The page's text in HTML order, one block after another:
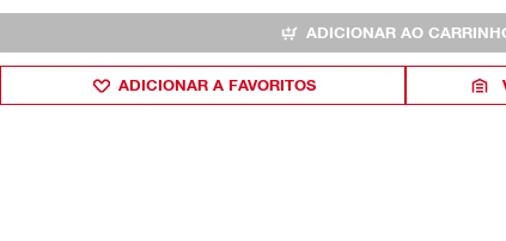
ADICIONAR AO
ADICIONAR A FAVORITOS